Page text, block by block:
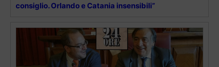
consiglio. Orlando e Catania insensibili”